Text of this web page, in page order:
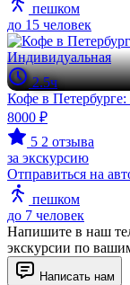
пешком
до 15 человек
Индивидуальная
2.5ч
Кофе в
8000 ₽
5 2 отзыва
за экскурсию
Отправиться на
пешком
до 7 человек
Напишите в наш
экскурсии по
Написать нам